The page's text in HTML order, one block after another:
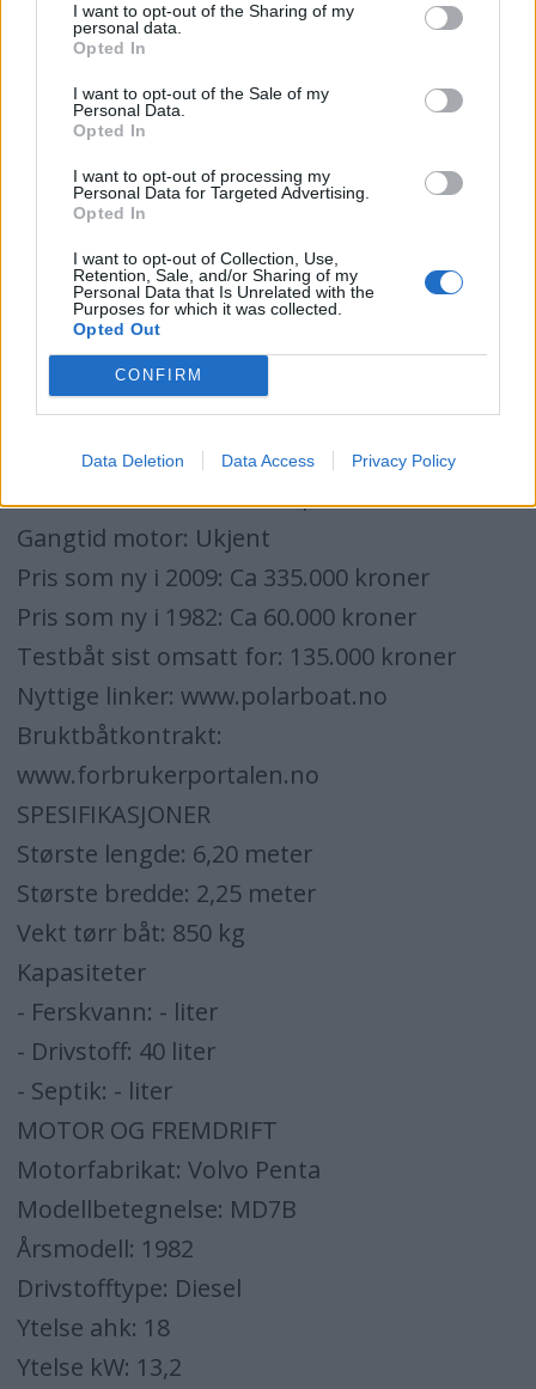
I want to opt-out of the Sharing of my
personal data.
Opted In
I want to opt-out of the Sale of my
Personal Data.
Opted In
I want to opt-out of processing my
Personal Data for Targeted Advertising.
Opted In
I want to opt-out of Collection, Use,
Retention, Sale, and/or Sharing of my
Personal Data that Is Unrelated with the
Purposes for which it was collected.
Opted Out
CONFIRM
Data Deletion Data Access Privacy Policy
Pris: Ca 199.000,-
FAKTA:
Produsent: Polar Plast AS
Konstruktør: ????
Byggeperiode: 1970-2009
Modellhistorie:
1970-1972: treinnredning
1972-1980: ny innerliner i plast
1980-2009: ny dekkasform og nye former
Vanlige motoralternativer
- alternativ 1: Marna bensin, 10 hk
- alternativ 2: Volvo Penta, MD7B
Gangtid motor: Ukjent
Pris som ny i 2009: Ca 335.000 kroner
Pris som ny i 1982: Ca 60.000 kroner
Testbåt sist omsatt for: 135.000 kroner
Nyttige linker: www.polarboat.no
Bruktbåtkontrakt:
www.forbrukerportalen.no
SPESIFIKASJONER
Største lengde: 6,20 meter
Største bredde: 2,25 meter
Vekt tørr båt: 850 kg
Kapasiteter
- Ferskvann: - liter
- Drivstoff: 40 liter
- Septik: - liter
MOTOR OG FREMDRIFT
Motorfabrikat: Volvo Penta
Modellbetegnelse: MD7B
Årsmodell: 1982
Drivstofftype: Diesel
Ytelse ahk: 18
Ytelse kW: 13,2